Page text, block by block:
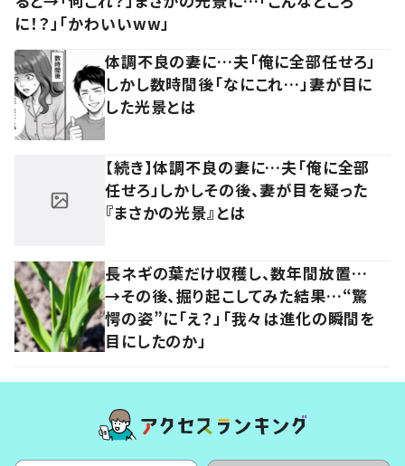
に！？」「かわいいww」
体調不良の妻に…夫「俺に全部任せろ」
しかし数時間後「なにこれ…」妻が目に
した光景とは
【続き】体調不良の妻に…夫「俺に全部
任せろ」しかしその後、妻が目を疑った
『まさかの光景』とは
長ネギの葉だけ収穫し、数年間放置…
→その後、掘り起こしてみた結果…“驚
愕の姿”に「え？」「我々は進化の瞬間を
目にしたのか」